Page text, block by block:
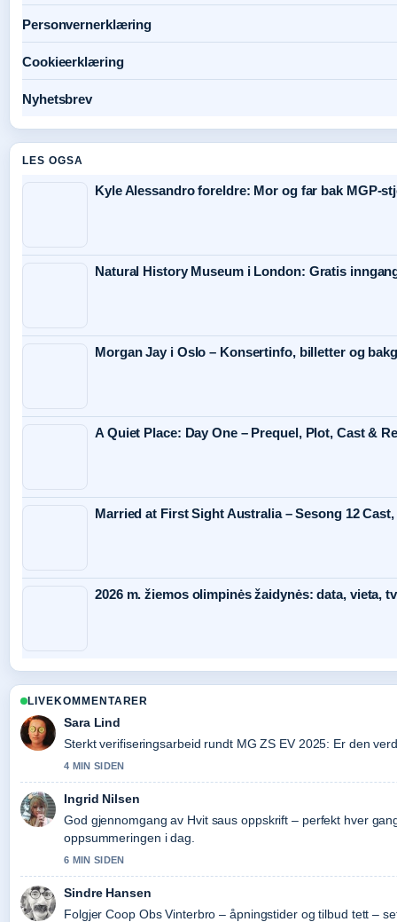
Personvernerklæring
Cookieerklæring
Nyhetsbrev
LES OGSA
Kyle Alessandro foreldre: Mor og far bak MGP-
Natural History Museum i London: Gratis
Morgan Jay i Oslo – Konsertinfo, billetter og
A Quiet Place: Day One – Prequel, Plot, Cast &
Married at First Sight Australia – Sesong 12
2026 m. žiemos olimpinės žaidynės: data, vieta,
LIVEKOMMENTARER
Sara Lind
Sterkt verifiseringsarbeid rundt MG ZS EV 2025: Er den
4 MIN SIDEN
Ingrid Nilsen
God gjennomgang av Hvit saus oppskrift – perfekt hver
oppsummeringen i dag.
6 MIN SIDEN
Sindre Hansen
Folgjer Coop Obs Vinterbro – åpningstider og tilbud tett –